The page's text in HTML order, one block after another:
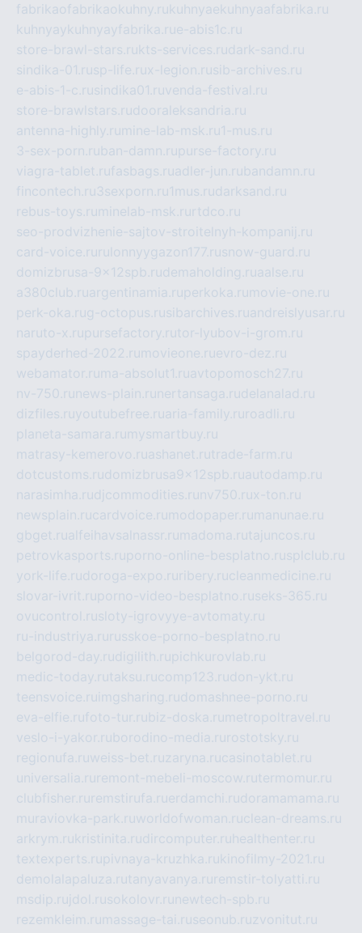
fabrikaofabrikaokuhny.rukuhnyaekuhnyaafabrika.ru
kuhnyaykuhnyayfabrika.rue-abis1c.ru
store-brawl-stars.rukts-services.rudark-sand.ru
sindika-01.rusp-life.rux-legion.rusib-archives.ru
e-abis-1-c.rusindika01.ruvenda-festival.ru
store-brawlstars.rudooraleksandria.ru
antenna-highly.ru mine-lab-msk.ru1-mus.ru
3-sex-porn.ruban-damn.rupurse-factory.ru
viagra-tablet.rufasbags.ruadler-jun.rubandamn.ru
fincontech.ru3sexporn.ru1mus.rudarksand.ru
rebus-toys.ru minelab-msk.ru rtdco.ru
seo-prodvizhenie-sajtov-stroitelnyh-kompanij.ru
card-voice.ru rulonnyygazon177.rusnow-guard.ru
domizbrusa-9x12spb.rudemaholding.ruaalse.ru
a380club.ruargentinamia.ruperkoka.ru movie-one.ru
perk-oka.rug-octopus.rusibarchives.ruandreislyusar.ru
naruto-x.rupursefactory.rutor-lyubov-i-grom.ru
spayderhed-2022.ru movieone.ruevro-dez.ru
webamator.ru ma-absolut1.ruavtopomosch27.ru
nv-750.ru news-plain.ru nertansaga.rudelanalad.ru
dizfiles.ruyoutubefree.ruaria-family.ru roadli.ru
planeta-samara.ru mysmartbuy.ru
matrasy-kemerovo.ruashanet.rutrade-farm.ru
dotcustoms.rudomizbrusa9x12spb.ruautodamp.ru
narasimha.rudjcommodities.ru nv750.rux-ton.ru
newsplain.rucardvoice.ru modopaper.ru manunae.ru
gbget.rualfeihavsalnassr.ru madoma.rutajuncos.ru
petrovkasports.ruporno-online-besplatno.rusplclub.ru
york-life.rudoroga-expo.ru ribery.rucleanmedicine.ru
slovar-ivrit.ruporno-video-besplatno.ruseks-365.ru
ovucontrol.rusloty-igrovyye-avtomaty.ru
ru-industriya.ru russkoe-porno-besplatno.ru
belgorod-day.rudigilith.rupichkurovlab.ru
medic-today.rutaksu.rucomp123.rudon-ykt.ru
teensvoice.ru imgsharing.rudomashnee-porno.ru
eva-elfie.rufoto-tur.rubiz-doska.ru metropoltravel.ru
veslo-i-yakor.ruborodino-media.ru rostotsky.ru
regionufa.ruweiss-bet.ruzaryna.rucasinotablet.ru
universalia.ru remont-mebeli-moscow.rutermomur.ru
clubfisher.ru remstirufa.ruerdamchi.rudoramamama.ru
muraviovka-park.ruworldofwoman.ruclean-dreams.ru
arkrym.rukristinita.rudircomputer.ru healthenter.ru
textexperts.rupivnaya-kruzhka.rukinofilmy-2021.ru
demolalapaluza.rutanyavanya.ru remstir-tolyatti.ru
msdip.ru jdol.rusokolovr.ru newtech-spb.ru
rezemkleim.ru massage-tai.ruseonub.ruzvonitut.ru